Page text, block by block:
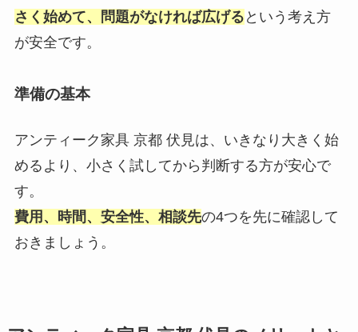
さく始めて、問題がなければ広げる という考え方
が安全です。
準備の基本
アンティーク家具 京都 伏見は、いきなり大きく始
めるより、小さく試してから判断する方が安心で
す。
費用、時間、安全性、相談先の4つを先に確認して
おきましょう。